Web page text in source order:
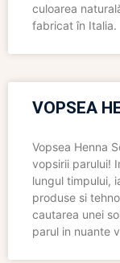
culoarea
fabricat în Italia.
VOPSEA
Vopsea Henna
vopsirii parului!
lungul timpului,
produse si
cautarea unei
parul in nuante